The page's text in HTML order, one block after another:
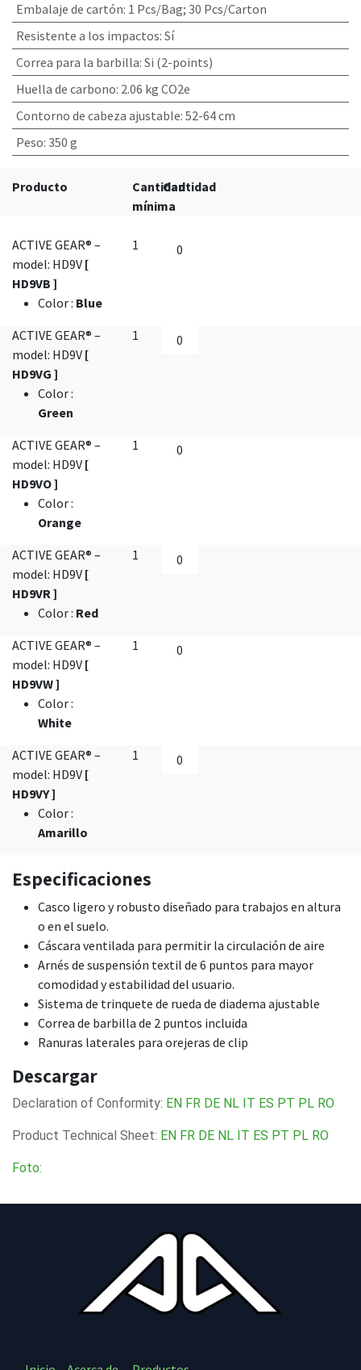
Embalaje de cartón: 1 Pcs/Bag; 30 Pcs/Carton
Resistente a los impactos: Sí
Correa para la barbilla: Si (2-points)
Huella de carbono: 2.06 kg CO2e
Contorno de cabeza ajustable: 52-64 cm
Peso: 350 g
Producto
Cantidad
mínima
Cantidad
ACTIVE GEAR® –
model: HD9V [
HD9VB ]
Color: Blue
1
ACTIVE GEAR® –
model: HD9V [
HD9VG ]
Color:
Green
1
ACTIVE GEAR® –
model: HD9V [
HD9VO ]
Color:
Orange
1
ACTIVE GEAR® –
model: HD9V [
HD9VR ]
Color: Red
1
ACTIVE GEAR® –
model: HD9V [
HD9VW ]
Color:
White
1
ACTIVE GEAR® –
model: HD9V [
HD9VY ]
Color:
Amarillo
1
Especificaciones
Casco ligero y robusto diseñado para trabajos en altura
o en el suelo.
Cáscara ventilada para permitir la circulación de aire
Arnés de suspensión textil de 6 puntos para mayor
comodidad y estabilidad del usuario.
Sistema de trinquete de rueda de diadema ajustable
Correa de barbilla de 2 puntos incluida
Ranuras laterales para orejeras de clip
Descargar
Declaration of Conformity: EN FR DE NL IT ES PT PL RO
Product Technical Sheet: EN FR DE NL IT ES PT PL RO
Foto: